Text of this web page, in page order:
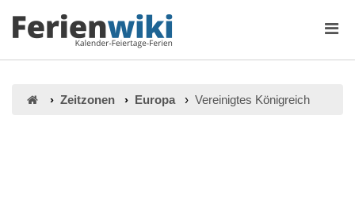
Zeitzonen Europa Vereinigtes Königreich